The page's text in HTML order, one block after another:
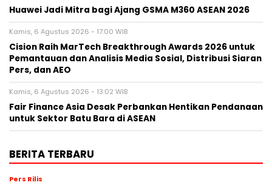
Huawei Jadi Mitra bagi Ajang GSMA M360 ASEAN 2026
Kamis, 6 Agustus 2026 - 17:00 WIB
Cision Raih MarTech Breakthrough Awards 2026 untuk
Pemantauan dan Analisis Media Sosial, Distribusi Siaran
Pers, dan AEO
Kamis, 6 Agustus 2026 - 13:02 WIB
Fair Finance Asia Desak Perbankan Hentikan Pendanaan
untuk Sektor Batu Bara di ASEAN
BERITA TERBARU
Pers Rilis